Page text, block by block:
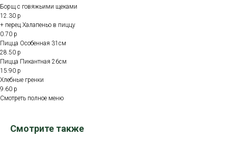
Борщ с говяжьими щеками
12.30 р
+ перец Халапеньо в пиццу
0.70 р
Пицца Особенная 31см
28.50 р
Пицца Пикантная 26см
15.90 р
Хлебные гренки
9.60 р
Смотреть полное меню
Смотрите также